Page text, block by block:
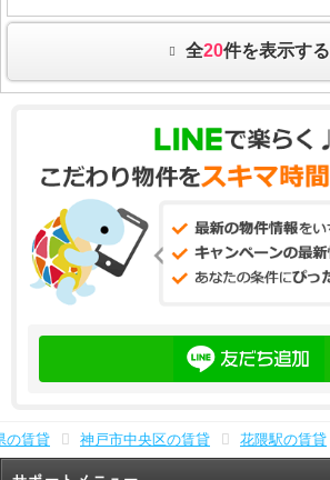
全20件を表示する
の賃貸 神戸市中央区の賃貸 花隈駅の賃貸